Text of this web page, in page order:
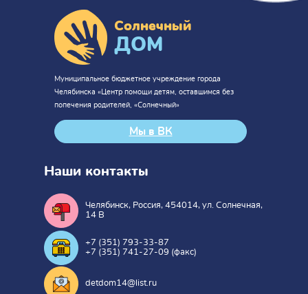
Солнечный
ДОМ
Муниципальное бюджетное учреждение города
Челябинска «Центр помощи детям, оставшимся без
попечения родителей, «Солнечный»
Мы в ВК
Наши контакты
Челябинск, Россия, 454014, ул. Солнечная,
14 В
+7 (351) 793-33-87
+7 (351) 741-27-09 (факс)
detdom14@list.ru